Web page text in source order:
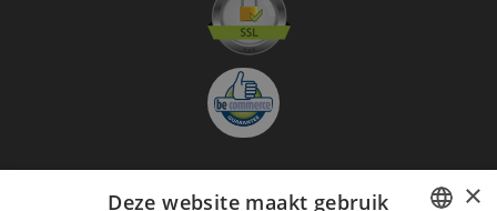
×
Deze website maakt gebruik